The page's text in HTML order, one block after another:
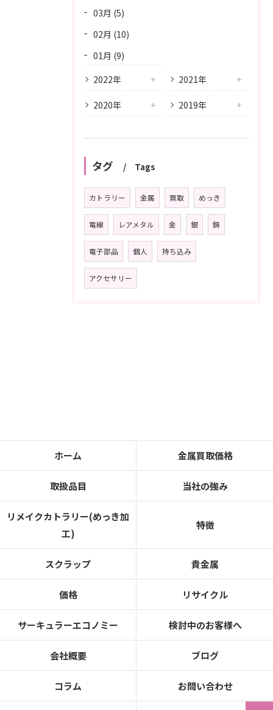
03月 (5)
02月 (10)
01月 (9)
2022年 2021年
2020年 2019年
タグ Tags
カトラリー 金属 買取 めっき
電線 レアメタル 金 銀 銅
電子部品 個人 持ち込み
アクセサリー
ホーム 金属買取価格
取扱品目 当社の強み
リメイクカトラリー(めっき加
工)
特徴
スクラップ 貴金属
価格 リサイクル
サーキュラーエコノミー 検討中のお客様へ
会社概要 ブログ
コラム お問い合わせ